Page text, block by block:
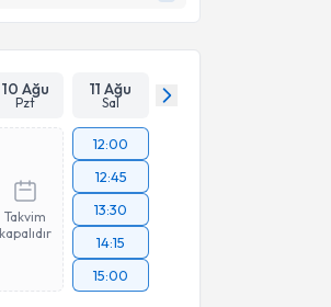
10 Ağu
Pzt
11 Ağu
Sal
Takvim
kapalıdır
12:00
12:45
13:30
14:15
15:00